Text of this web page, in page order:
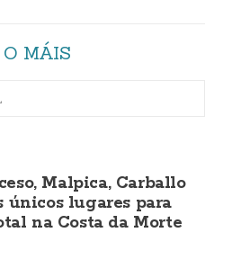
O MÁIS
Malpica, Carballo
únicos lugares para
na Costa da Morte